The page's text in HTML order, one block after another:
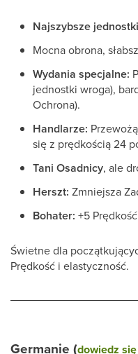
Najszybsze jednostki
Mocna obrona,
Wydania specjalne:
jednostki wroga),
Ochrona).
Handlarze:
się z prędkością 24
Tani Osadnicy, ale
Herszt: Zmniejsza
Bohater: +5
Świetne dla
Prędkość i elastyczność.
Germanie (dowiedz